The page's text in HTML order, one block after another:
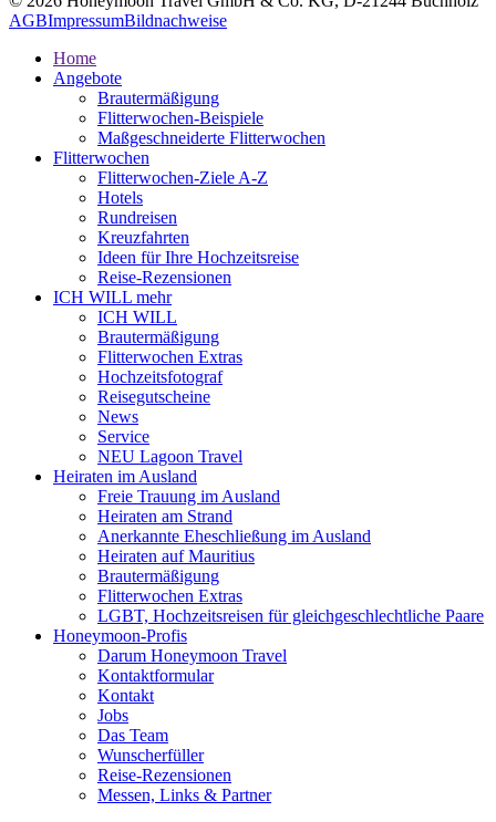
AGBImpressumBildnachweise
Home
Angebote
Brautermäßigung
Flitterwochen-Beispiele
Maßgeschneiderte Flitterwochen
Flitterwochen
Flitterwochen-Ziele A-Z
Hotels
Rundreisen
Kreuzfahrten
Ideen für Ihre Hochzeitsreise
Reise-Rezensionen
ICH WILL mehr
ICH WILL
Brautermäßigung
Flitterwochen Extras
Hochzeitsfotograf
Reisegutscheine
News
Service
NEU Lagoon Travel
Heiraten im Ausland
Freie Trauung im Ausland
Heiraten am Strand
Anerkannte Eheschließung im Ausland
Heiraten auf Mauritius
Brautermäßigung
Flitterwochen Extras
LGBT, Hochzeitsreisen für gleichgeschlechtliche Paare
Honeymoon-Profis
Darum Honeymoon Travel
Kontaktformular
Kontakt
Jobs
Das Team
Wunscherfüller
Reise-Rezensionen
Messen, Links & Partner